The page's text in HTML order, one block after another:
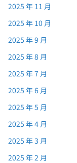
2025 年 11 月
2025 年 10 月
2025 年 9 月
2025 年 8 月
2025 年 7 月
2025 年 6 月
2025 年 5 月
2025 年 4 月
2025 年 3 月
2025 年 2 月